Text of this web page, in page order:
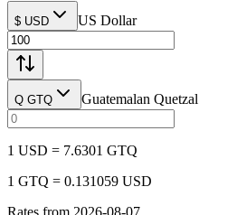
$ USD US Dollar
Q GTQ Guatemalan Quetzal
1 USD = 7.6301 GTQ
1 GTQ = 0.131059 USD
Rates from 2026-08-07